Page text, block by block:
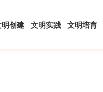
创建 文明实践 文明培育